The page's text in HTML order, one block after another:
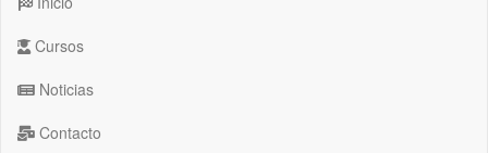
Cursos
Noticias
Contacto